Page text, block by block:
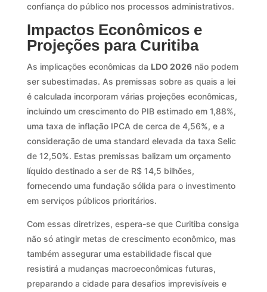
confiança do público nos processos administrativos.
Impactos Econômicos e
Projeções para Curitiba
As implicações econômicas da LDO 2026não podem
ser subestimadas. As premissas sobre as quais a lei
é calculada incorporam várias projeções econômicas,
incluindo um crescimento do PIB estimado em 1,88%,
uma taxa de inflação IPCA de cerca de 4,56%, e a
consideração de uma standard elevada da taxa Selic
de 12,50%. Estas premissas balizam um orçamento
líquido destinado a ser de R$ 14,5 bilhões,
fornecendo uma fundação sólida para o investimento
em serviços públicos prioritários.
Com essas diretrizes, espera-se que Curitiba consiga
não só atingir metas de crescimento econômico, mas
também assegurar uma estabilidade fiscal que
resistirá a mudanças macroeconômicas futuras,
preparando a cidade para desafios imprevisíveis e